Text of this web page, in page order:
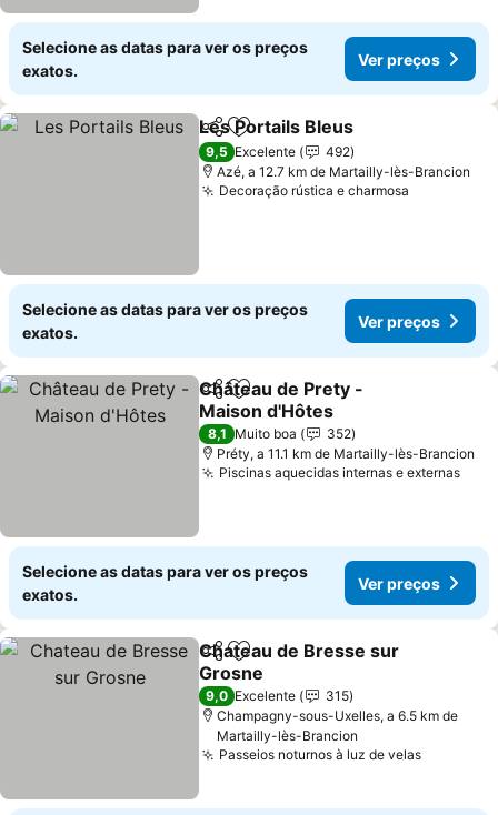
Selecione as datas para ver os preços
exatos.
Ver preços
PartilharAdicionar aos favoritos
Les Portails Bleus
9,5 Excelente
492
Azé, a 12.7 km de Martailly-lès-Brancion
Decoração rústica e charmosa
Selecione as datas para ver os preços
exatos.
Ver preços
PartilharAdicionar aos favoritos
Château de Prety -
Maison d'Hôtes
8,1 Muito boa
352
Préty, a 11.1 km de Martailly-lès-Brancion
Piscinas aquecidas internas e externas
Selecione as datas para ver os preços
exatos.
Ver preços
PartilharAdicionar aos favoritos
Chateau de Bresse sur
Grosne
9,0 Excelente
315
Champagny-sous-Uxelles, a 6.5 km de
Martailly-lès-Brancion
Passeios noturnos à luz de velas